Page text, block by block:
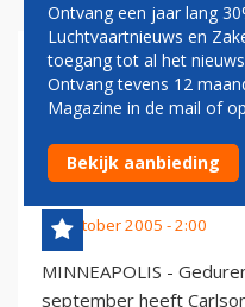
CARLSON
NIEUWE
SEPTEMBER
30 oktober 2005 - 2:00
MINNEAPOLIS -
september heeft
Ontvang een jaar lang
Luchtvaartnieuws en
toegang tot al het
Ontvang tevens 12
Magazine in de mail of
Bekijk aanbieding